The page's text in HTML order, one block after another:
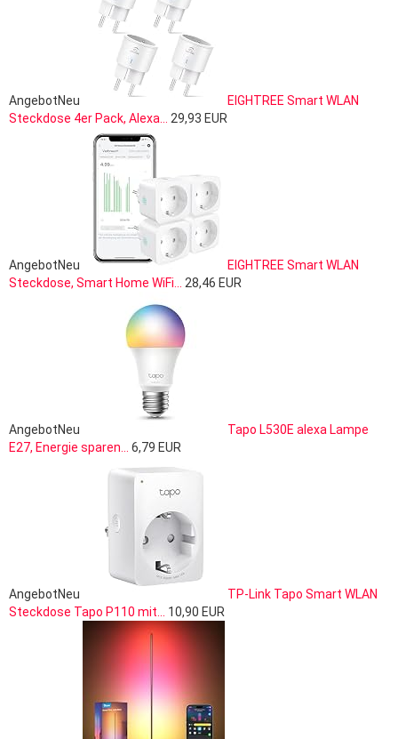
AngebotNeu
EIGHTREE Smart WLAN
Steckdose 4er Pack, Alexa...
29,93 EUR
AngebotNeu
EIGHTREE Smart WLAN
Steckdose, Smart Home WiFi...
28,46 EUR
AngebotNeu
Tapo L530E alexa Lampe
E27, Energie sparen...
6,79 EUR
AngebotNeu
TP-Link Tapo Smart WLAN
Steckdose Tapo P110 mit...
10,90 EUR